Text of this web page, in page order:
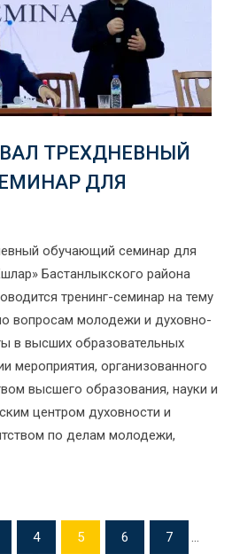
ТРЕХДНЕВНЫЙ
ДЛЯ
обучающий семинар для
Бастанлыкского района
тренинг-семинар на тему
вопросам молодежи и духовно-
в высших образовательных
мероприятия, организованного
высшего образования, науки и
центром духовности и
по делам молодежи,
4 5 6 7 ...